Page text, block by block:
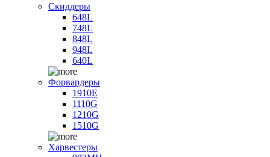
Скиддеры
648L
748L
848L
948L
640L
Форвардеры
1910E
1110G
1210G
1510G
Харвестеры